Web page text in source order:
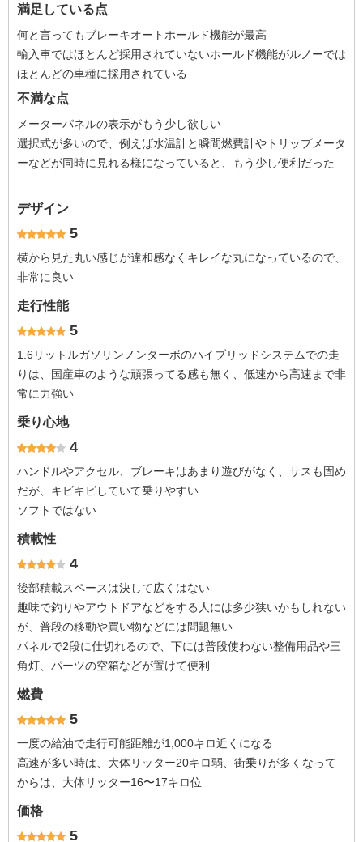
満足している点
何と言ってもブレーキオートホールド機能が最高
輸入車ではほとんど採用されていないホールド機能がルノーでは
ほとんどの車種に採用されている
不満な点
メーターパネルの表示がもう少し欲しい
選択式が多いので、例えば水温計と瞬間燃費計やトリップメータ
ーなどが同時に見れる様になっていると、もう少し便利だった
デザイン
5
横から見た丸い感じが違和感なくキレイな丸になっているので、
非常に良い
走行性能
5
1.6リットルガソリンノンターボのハイブリッドシステムでの走
りは、国産車のような頑張ってる感も無く、低速から高速まで非
常に力強い
乗り心地
4
ハンドルやアクセル、ブレーキはあまり遊びがなく、サスも固め
だが、キビキビしていて乗りやすい
ソフトではない
積載性
4
後部積載スペースは決して広くはない
趣味で釣りやアウトドアなどをする人には多少狭いかもしれない
が、普段の移動や買い物などには問題無い
パネルで2段に仕切れるので、下には普段使わない整備用品や三
角灯、パーツの空箱などが置けて便利
燃費
5
一度の給油で走行可能距離が1,000キロ近くになる
高速が多い時は、大体リッター20キロ弱、街乗りが多くなって
からは、大体リッター16〜17キロ位
価格
5